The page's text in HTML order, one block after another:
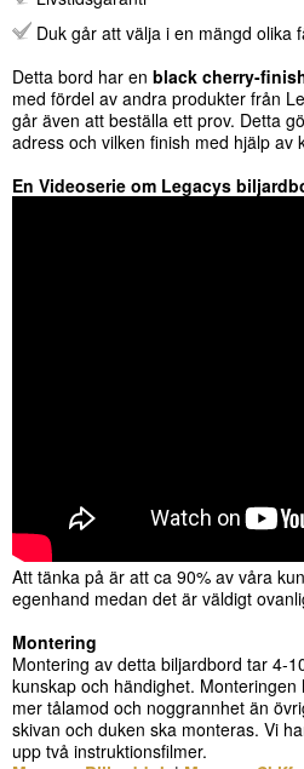
Duk går att välja i en mängd olika
Detta bord har en black cherry-
med fördel av andra produkter från
går även att beställa ett prov. Detta
adress och vilken finish med hjälp av
En Videoserie om Legacys
Att tänka på är att ca 90% av våra
egenhand medan det är väldigt
Montering
Montering av detta biljardbord tar 4-
kunskap och händighet.
mer tålamod och noggrannhet än
skivan och duken ska monteras. Vi
upp två instruktionsfilmer.